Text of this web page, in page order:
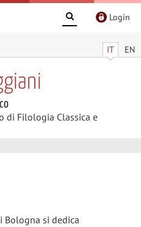
Login
IT EN
di Filologia Classica e
Bologna si dedica